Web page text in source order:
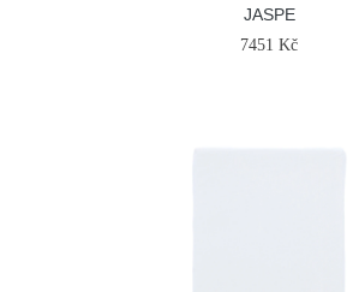
JASPE
7451 Kč